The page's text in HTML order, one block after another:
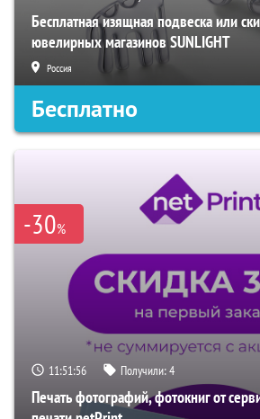
Бесплатная изящная подвеска или
ювелирных магазинов SUNLIGHT
Россия
Бесплатно
-30%
11:51:54 Получили:4
Печать фотографий, фотокниг от